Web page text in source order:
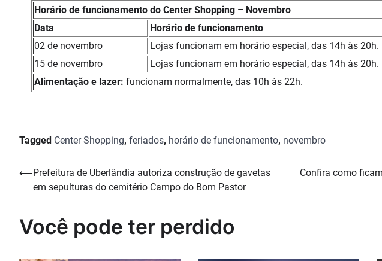
Horário de funcionamento do Center Shopping – Novembro
Data
Horário de funcionamento
02 de novembro
Lojas funcionam em horário especial, das 14h às 20h.
15 de novembro
Lojas funcionam em horário especial, das 14h às 20h.
Alimentação e lazer: funcionam normalmente, das 10h às 22h.
Tagged Center Shopping, feriados, horário de funcionamento, novembro
Navegação
⟵Prefeitura de Uberlândia autoriza construção de gavetas
em sepulturas do cemitério Campo do Bom Pastor
Confira como
Você pode ter perdido